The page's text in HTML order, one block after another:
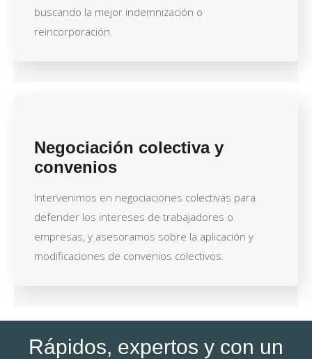
buscando la mejor indemnización o
reincorporación.
Negociación colectiva y
convenios
Intervenimos en negociaciones colectivas para
defender los intereses de trabajadores o
empresas, y asesoramos sobre la aplicación y
modificaciones de convenios colectivos.
Rápidos, expertos y con un